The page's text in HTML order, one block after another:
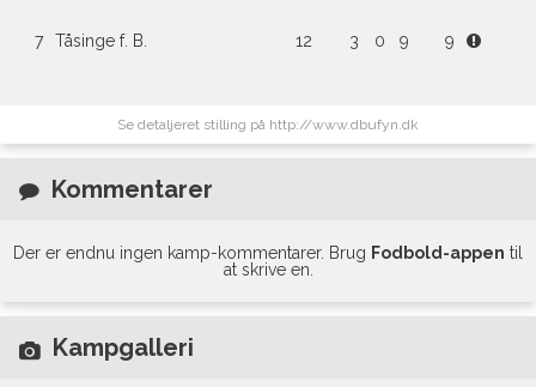
7 Tåsinge f. B. 12 3 0 9 9
Se detaljeret stilling på http://www.dbufyn.dk
Kommentarer
Der er endnu ingen kamp-kommentarer. Brug Fodbold-appen til
at skrive en.
Kampgalleri